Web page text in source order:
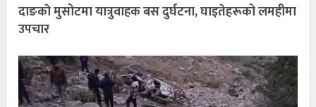
दाङकाे मुसोटमा यात्रुवाहक बस दुर्घटना, घाइतेहरूको लमहीमा
उपचार